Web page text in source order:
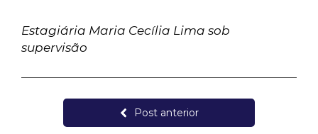
Estagiária Maria Cecília Lima sob
supervisão
Post anterior